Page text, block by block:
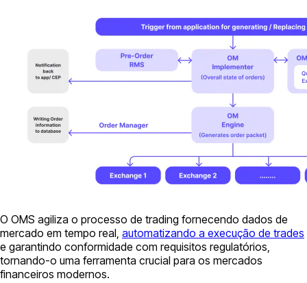
O OMS agiliza o processo de trading fornecendo dados de
mercado em tempo real, automatizando a execução de trades
e garantindo conformidade com requisitos regulatórios,
tornando-o uma ferramenta crucial para os mercados
financeiros modernos.